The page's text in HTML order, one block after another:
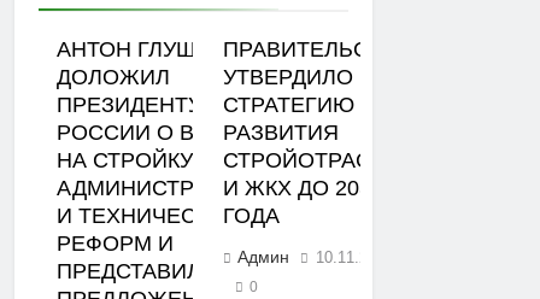
АНТОН ГЛУШКОВ
ДОЛОЖИЛ
ПРЕЗИДЕНТУ
РОССИИ О ВЛИЯНИИ
НА СТРОЙКУ
АДМИНИСТРАТИВНОЙ
И ТЕХНИЧЕСКОЙ
РЕФОРМ И
ПРЕДСТАВИЛ
ПРАВИТЕЛЬСТВО
УТВЕРДИЛО
СТРАТЕГИЮ
РАЗВИТИЯ
СТРОЙОТРАСЛИ
И ЖКХ ДО 2030
ГОДА
Админ 10.11.2022
0